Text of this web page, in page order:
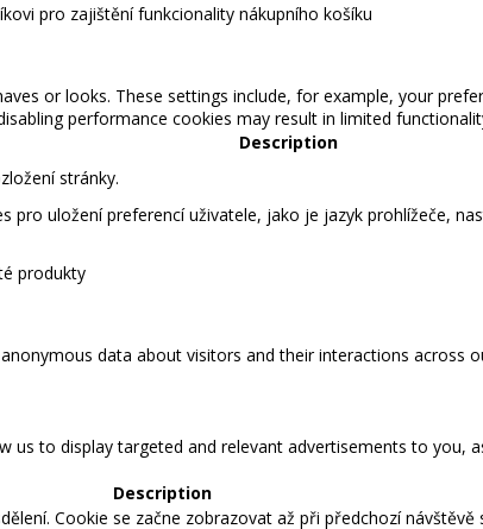
pro zajištění funkcionality nákupního košíku
or looks. These settings include, for example, your
performance cookies may result in limited
Description
stránky.
pro uložení preferencí uživatele, jako je jazyk prohlížeče,
produkty
data about visitors and their interactions across
to display targeted and relevant advertisements to you,
Description
Cookie se začne zobrazovat až při předchozí